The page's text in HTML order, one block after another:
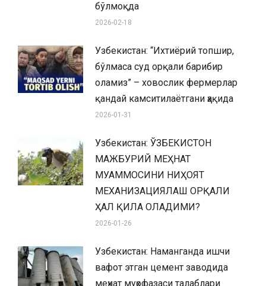
бўлмоқда
2026-02-18
Узбекистан: “Ихтиёрий топшир,
бўлмаса суд орқали барибир
оламиз” – ховослик фермерлар
қандай камситилаётгани ҳақида
2026-01-31
Узбекистан: ЎЗБЕКИСТОН
МАЖБУРИЙ МЕҲНАТ
МУАММОСИНИ НИҲОЯТ
МЕХАНИЗАЦИЯЛАШ ОРҚАЛИ
ҲАЛ ҚИЛА ОЛАДИМИ?
2026-01-26
Узбекистан: Наманганда ишчи
вафот этган цемент заводида
меҳнат муҳофазаси талаблари